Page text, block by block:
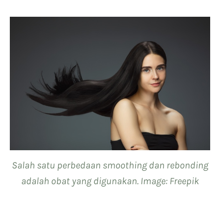
Salah satu perbedaan smoothing dan rebonding
adalah obat yang digunakan. Image: Freepik